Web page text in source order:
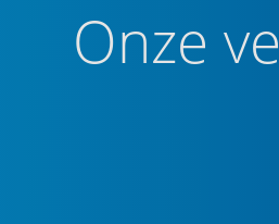
Onze